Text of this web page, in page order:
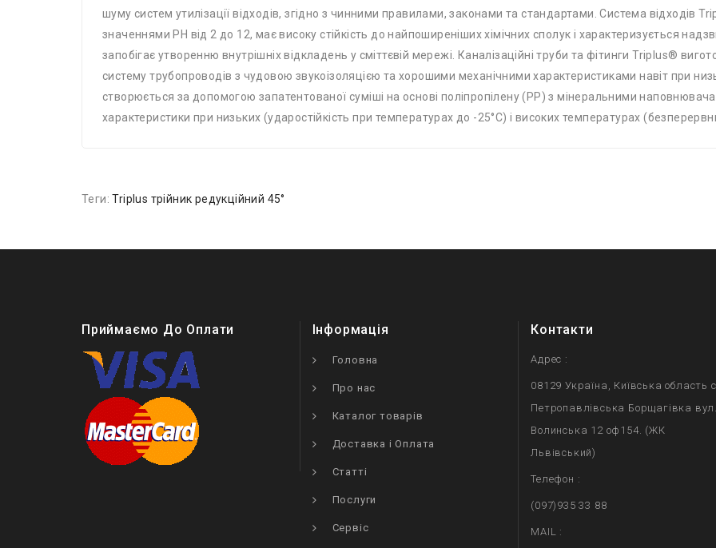
шуму систем утилізації відходів, згідно з чинними правилами, законами та стандартами. Система відходів
значеннями PH від 2 до 12, має високу стійкість до найпоширеніших хімічних сполук і характеризується
запобігає утворенню внутрішніх відкладень у сміттєвій мережі. Каналізаційні труби та фітинги Triplus®
систему трубопроводів з чудовою звукоізоляцією та хорошими механічними характеристиками навіт при
створюється за допомогою запатентованої суміші на основі поліпропілену (PP) з мінеральними
характеристики при низьких (ударостійкість при температурах до -25°C) і високих температурах
Теги:Triplus трійник редукційний 45°
Приймаємо До Оплати Інформація
Головна
Про нас
Каталог товарів
Доставка і Оплата
Статті
Послуги
Сервіс
Контакти
Адрес :
08129 Україна, Київська область
Петропавлівська Борщагівка
Волинська 12 оф154. (ЖК
Львівський)
Телефон :
(097)935 33 88
MAIL :